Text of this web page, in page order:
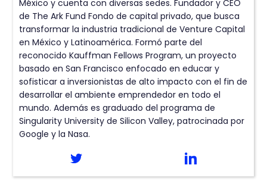
México y cuenta con diversas sedes. Fundador y CEO
de The Ark Fund Fondo de capital privado, que busca
transformar la industria tradicional de Venture Capital
en México y Latinoamérica. Formó parte del
reconocido Kauffman Fellows Program, un proyecto
basado en San Francisco enfocado en educar y
sofisticar a inversionistas de alto impacto con el fin de
desarrollar el ambiente emprendedor en todo el
mundo. Además es graduado del programa de
Singularity University de Silicon Valley, patrocinada por
Google y la Nasa.